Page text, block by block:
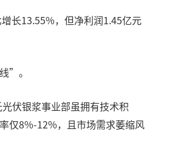
长13.55%，但净利润1.45亿元
”。
伏银浆事业部虽拥有技术积
仅8%-12%，且市场需求萎缩风